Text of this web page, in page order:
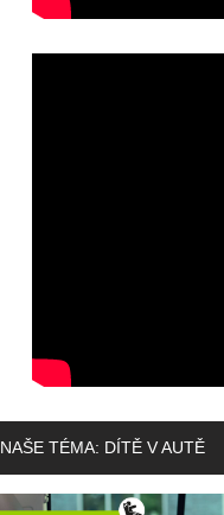
NAŠE TÉMA: DÍTĚ V AUTĚ